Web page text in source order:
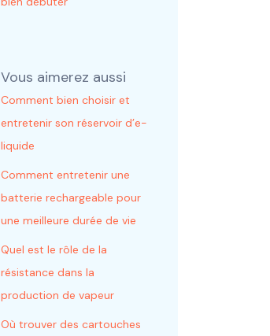
Vous aimerez aussi
Comment bien choisir et
entretenir son réservoir d’e-
liquide
Comment entretenir une
batterie rechargeable pour
une meilleure durée de vie
Quel est le rôle de la
résistance dans la
production de vapeur
Où trouver des cartouches